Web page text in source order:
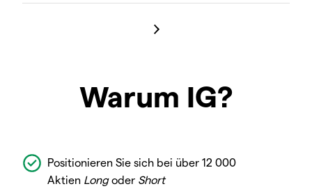
Warum IG?
Positionieren Sie sich bei über 12 000
Aktien Longoder Short